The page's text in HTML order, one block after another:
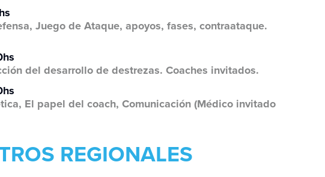
Juego de Ataque, apoyos, fases, contraataque.
del desarrollo de destrezas. Coaches invitados.
El papel del coach, Comunicación (Médico invitado
REGIONALES